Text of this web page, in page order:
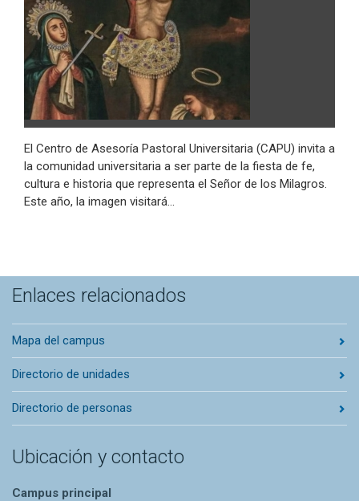
El Centro de Asesoría Pastoral Universitaria (CAPU) invita a
la comunidad universitaria a ser parte de la fiesta de fe,
cultura e historia que representa el Señor de los Milagros.
Este año, la imagen visitará…
Enlaces relacionados
Mapa del campus
Directorio de unidades
Directorio de personas
Ubicación y contacto
Campus principal